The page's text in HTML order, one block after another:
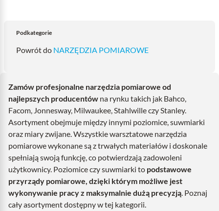
Podkategorie
Powrót do NARZĘDZIA POMIAROWE
Zamów profesjonalne narzędzia pomiarowe od
najlepszych producentów na rynku takich jak Bahco,
Facom, Jonnesway, Milwaukee, Stahlwille czy Stanley.
Asortyment obejmuje między innymi poziomice, suwmiarki
oraz miary zwijane. Wszystkie warsztatowe narzędzia
pomiarowe wykonane są z trwałych materiałów i doskonale
spełniają swoją funkcję, co potwierdzają zadowoleni
użytkownicy. Poziomice czy suwmiarki to podstawowe
przyrządy pomiarowe, dzięki którym możliwe jest
wykonywanie pracy z maksymalnie dużą precyzją. Poznaj
cały asortyment dostępny w tej kategorii.